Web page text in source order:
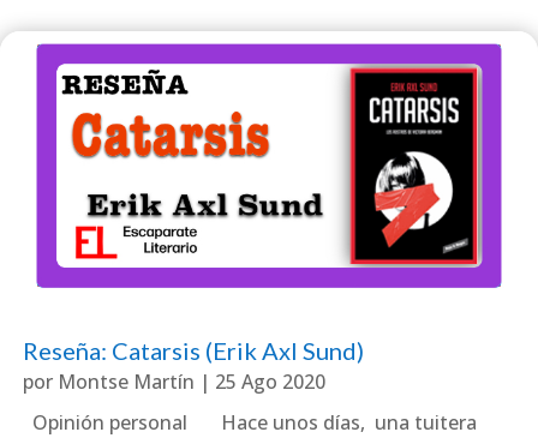
Reseña: Catarsis (Erik Axl Sund)
por Montse Martín | 25 Ago 2020
Opinión personal Hace unos días, una tuitera